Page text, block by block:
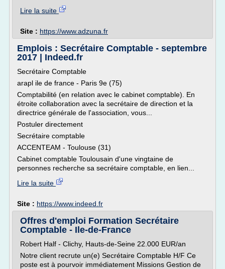
Lire la suite
Site : https://www.adzuna.fr
Emplois : Secrétaire Comptable - septembre
2017 | Indeed.fr
Secrétaire Comptable
arapl ile de france - Paris 9e (75)
Comptabilité (en relation avec le cabinet comptable). En
étroite collaboration avec la secrétaire de direction et la
directrice générale de l'association, vous...
Postuler directement
Secrétaire comptable
ACCENTEAM - Toulouse (31)
Cabinet comptable Toulousain d'une vingtaine de
personnes recherche sa secrétaire comptable, en lien...
Lire la suite
Site : https://www.indeed.fr
Offres d'emploi Formation Secrétaire
Comptable - Ile-de-France
Robert Half - Clichy, Hauts-de-Seine 22.000 EUR/an
Notre client recrute un(e) Secrétaire Comptable H/F Ce
poste est à pourvoir immédiatement Missions Gestion de